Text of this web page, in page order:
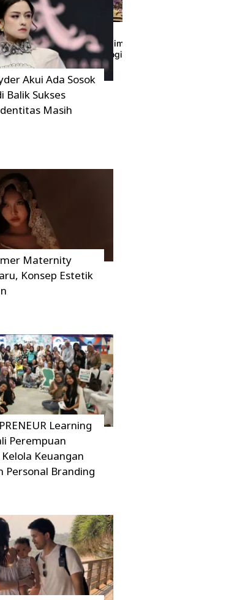
Sarwendah Klaim Dugaan Selingkuh
Berikut Kronologi dan Dampaknya
02 Agustus 2026
Akui Ada Sosok
Balik Sukses
Masih
Maternity
Konsep Estetik
Learning
Perempuan
Keuangan
Personal Branding